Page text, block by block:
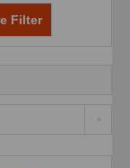
Filter